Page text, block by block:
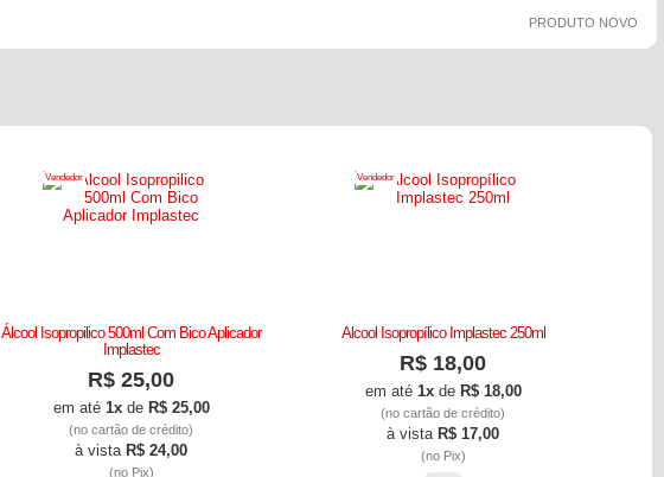
PRODUTO NOVO
Vendedor
Álcool Isopropilico 500ml Com Bico Aplicador
Implastec
R$ 25,00
em até 1xde R$ 25,00
(no cartão de crédito)
à vista R$ 24,00
(no Pix)
Vendedor
Alcool Isopropílico Implastec 250ml
R$ 18,00
em até 1xde R$ 18,00
(no cartão de crédito)
à vista R$ 17,00
(no Pix)